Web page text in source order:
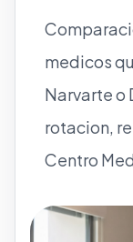
medicos
Narvarte o
rotacion,
Centro